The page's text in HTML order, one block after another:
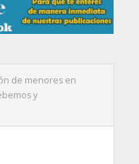
de menores en
y